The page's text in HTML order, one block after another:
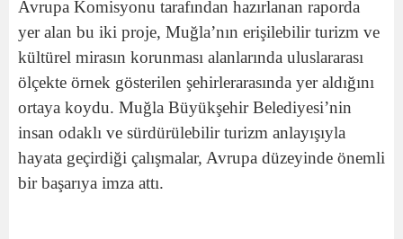
Avrupa Komisyonu tarafından hazırlanan raporda
yer alan bu iki proje, Muğla’nın erişilebilir turizm ve
kültürel mirasın korunması alanlarında uluslararası
ölçekte örnek gösterilen şehirlerarasında yer aldığını
ortaya koydu. Muğla Büyükşehir Belediyesi’nin
insan odaklı ve sürdürülebilir turizm anlayışıyla
hayata geçirdiği çalışmalar, Avrupa düzeyinde önemli
bir başarıya imza attı.